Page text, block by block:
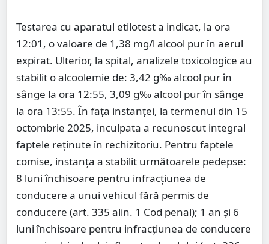
Testarea cu aparatul etilotest a indicat, la ora
12:01, o valoare de 1,38 mg/l alcool pur în aerul
expirat. Ulterior, la spital, analizele toxicologice au
stabilit o alcoolemie de: 3,42 g‰ alcool pur în
sânge la ora 12:55, 3,09 g‰ alcool pur în sânge
la ora 13:55. În fața instanței, la termenul din 15
octombrie 2025, inculpata a recunoscut integral
faptele reținute în rechizitoriu. Pentru faptele
comise, instanța a stabilit următoarele pedepse:
8 luni închisoare pentru infracțiunea de
conducere a unui vehicul fără permis de
conducere (art. 335 alin. 1 Cod penal); 1 an și 6
luni închisoare pentru infracțiunea de conducere